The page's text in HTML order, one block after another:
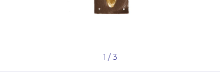
1 /3